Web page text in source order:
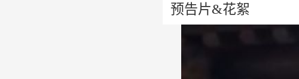
预告片&花絮